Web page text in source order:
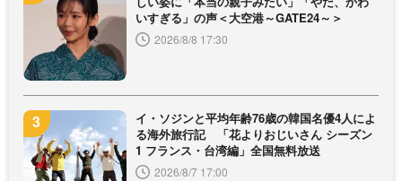
いすぎる」の声＜大空港～GATE24～＞
2026/8/8 17:30
イ・ソジンと平均年齢76歳の韓国名優4人によ
る海外旅行記 「花よりおじいさん シーズン
1 フランス・台湾編」全国無料放送
2026/8/7 17:00